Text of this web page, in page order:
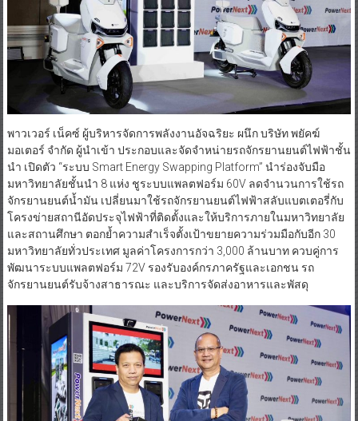
พาวเวอร์ เน็คซ์ ผู้บริหารจัดการพลังงานอัจฉริยะ ผนึก บริษัท พยัคฆ์
มอเตอร์ จำกัด ผู้นำเข้า ประกอบและจัดจำหน่ายรถจักรยานยนต์ไฟฟ้าชั้น
นำ เปิดตัว “ระบบ Smart Energy Swapping Platform” นำร่องจับมือ
มหาวิทยาลัยชั้นนำ 8 แห่ง ชูระบบแพลตฟอร์ม 60V ลดจำนวนการใช้รถ
จักรยานยนต์น้ำมัน เปลี่ยนมาใช้รถจักรยานยนต์ไฟฟ้าสลับแบตเตอรี่กับ
โครงข่ายสถานีอัดประจุไฟฟ้าที่ติดตั้งและให้บริการภายในมหาวิทยาลัย
และสถานศึกษา ตอกย้ำความสำเร็จตั้งเป้าขยายความร่วมมือกับอีก 30
มหาวิทยาลัยทั่วประเทศ มูลค่าโครงการกว่า 3,000 ล้านบาท ควบคู่การ
พัฒนาระบบแพลตฟอร์ม 72V รองรับองค์กรภาครัฐและเอกชน รถ
จักรยานยนต์รับจ้างสาธารณะ และบริการจัดส่งอาหารและพัสดุ